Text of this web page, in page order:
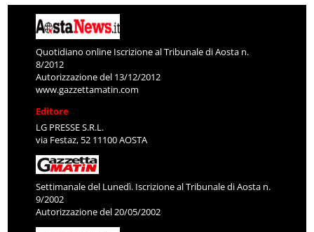
Quotidiano online Iscrizione al Tribunale di Aosta n.
8/2012
Autorizzazione del 13/12/2012
www.gazzettamatin.com
Editore
LG PRESSE S.R.L.
via Festaz, 52 11100 AOSTA
Settimanale del Lunedì. Iscrizione al Tribunale di Aosta n.
9/2002
Autorizzazione del 20/05/2002